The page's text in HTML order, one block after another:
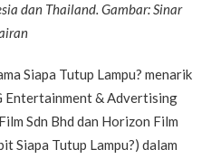
dan Thailand. Gambar: Sinar
Siapa Tutup Lampu? menarik
Entertainment & Advertising
Sdn Bhd dan Horizon Film
Siapa Tutup Lampu?) dalam